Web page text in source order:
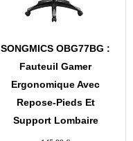
SONGMICS OBG77BG :
Fauteuil Gamer
Ergonomique Avec
Repose-Pieds Et
Support Lombaire